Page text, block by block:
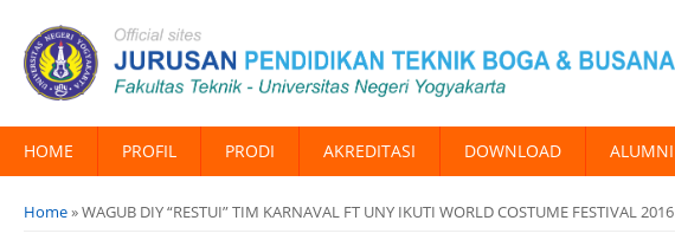
HOME PROFIL PRODI AKREDITASI DOWNLOAD ALUMNI
You are here
Home» WAGUB DIY “RESTUI” TIM KARNAVAL FT UNY IKUTI WORLD COSTUME FESTIVAL 2016